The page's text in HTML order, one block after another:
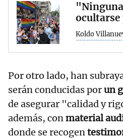
ocultarse
Koldo
Por otro lado, han
serán conducidas porun
de asegurar "calidad y
además, conmaterial
donde se recogen